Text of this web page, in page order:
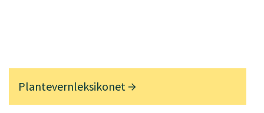
Plantevernleksikonet